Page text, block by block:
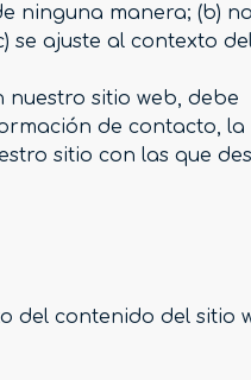
ninguna manera; (b) no
se ajuste al contexto
sitio web, debe
de contacto, la
sitio con las que
del contenido del sitio